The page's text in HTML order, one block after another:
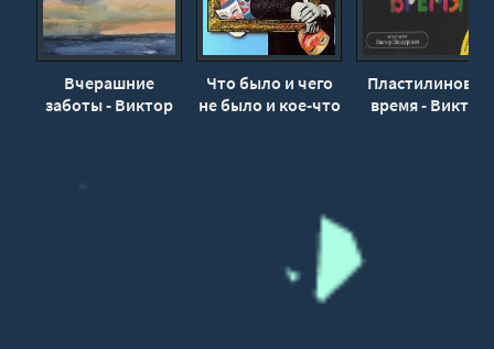
Вчерашние
заботы - Виктор
Что было и чего
не было и кое-что
Пластилиновое
время - Виктор